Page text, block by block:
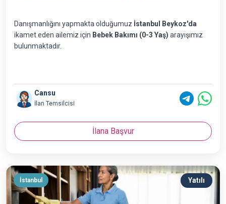
Danışmanlığını yapmakta olduğumuz
İstanbul Beykoz'da
ikamet eden ailemiz için Bebek Bakımı (0-3 Yaş) arayışımız
bulunmaktadır.
Cansu
İlan Temsilcisi
İlana Başvur
İstanbul Yatılı